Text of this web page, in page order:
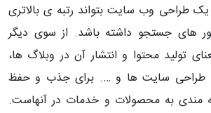
طراحی وب سایت بتواند رتبه ی بالاتری
های جستجو داشته باشد. از سوی دیگر
تولید محتوا و انتشار آن در وبلاگ ها،
طراحی سایت ها و …. برای جذب و حفظ
مندی به محصولات و خدمات در آنهاست.